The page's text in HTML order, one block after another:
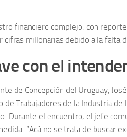
financiero complejo, con
cifras millonarias debido a la falta
con el
de Concepción del Uruguay,
de Trabajadores de la Industria de
Durante el encuentro, el jefe
“Acá no se trata de buscar